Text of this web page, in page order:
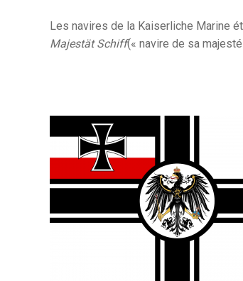
Les navires de la Kaiserliche Marine
Majestät Schiff(« navire de sa